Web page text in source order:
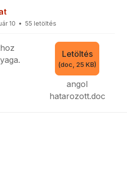
10 55 letöltés
Letöltés
(doc, 25 KB)
angol
hatarozott.doc